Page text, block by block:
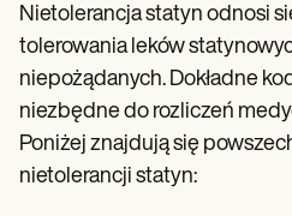
Procedure Codes
Szablon Superbill
Szablon notatki SOAP
Szablon planu leczenia
Informed Consent Form
Social Work Treatment Plans
DAR Note Template
Patient Visit Summary Template
Nietolerancja statyn odnosi
tolerowania leków
niepożądanych. Dokładne
niezbędne do rozliczeń
Poniżej znajdują się
nietolerancji statyn: